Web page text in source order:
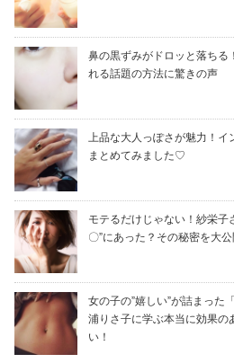
鼻の黒ずみがドロッと落ちる
れる話題の方法に驚きの声
上品な大人っぽさが魅力！イ
まとめてみました♡
モテるだけじゃない！紗栄子
〇”にあった？その秘密を大公
女の子の”嬉しい”が詰まった
浦りさ子に学ぶ本当に効果の
い！